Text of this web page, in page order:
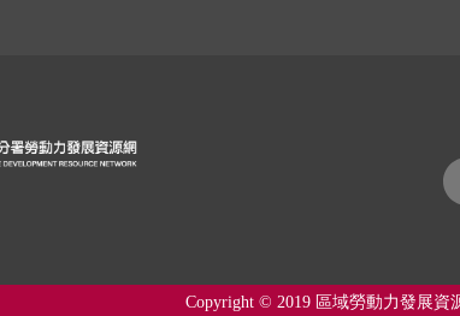
Copyright © 2019 區域勞動力發展資